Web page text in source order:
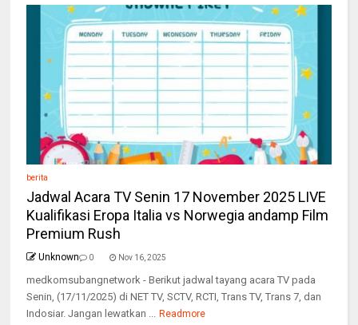
berita
Jadwal Acara TV Senin 17 November 2025 LIVE
Kualifikasi Eropa Italia vs Norwegia andamp Film
Premium Rush
Unknown 0 Nov 16, 2025
medkomsubangnetwork - Berikut jadwal tayang acara TV pada
Senin, (17/11/2025) di NET TV, SCTV, RCTI, Trans TV, Trans 7, dan
Indosiar. Jangan lewatkan ... Readmore